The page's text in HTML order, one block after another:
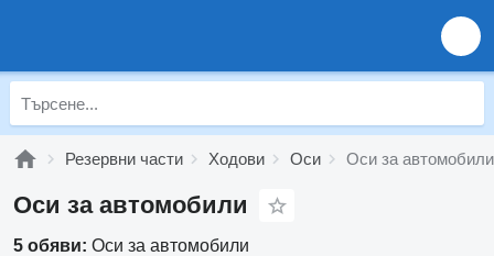
Резервни части Ходови Оси Оси за автомобили
Оси за автомобили
5 обяви: Оси за автомобили